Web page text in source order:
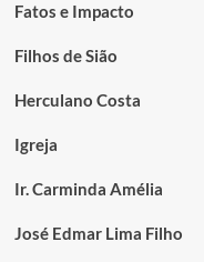
Fatos e Impacto
Filhos de Sião
Herculano Costa
Igreja
Ir. Carminda Amélia
José Edmar Lima Filho